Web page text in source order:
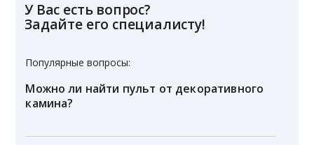
У Вас есть вопрос?
Задайте его специалисту!
Популярные вопросы:
Можно ли найти пульт от декоративного
камина?